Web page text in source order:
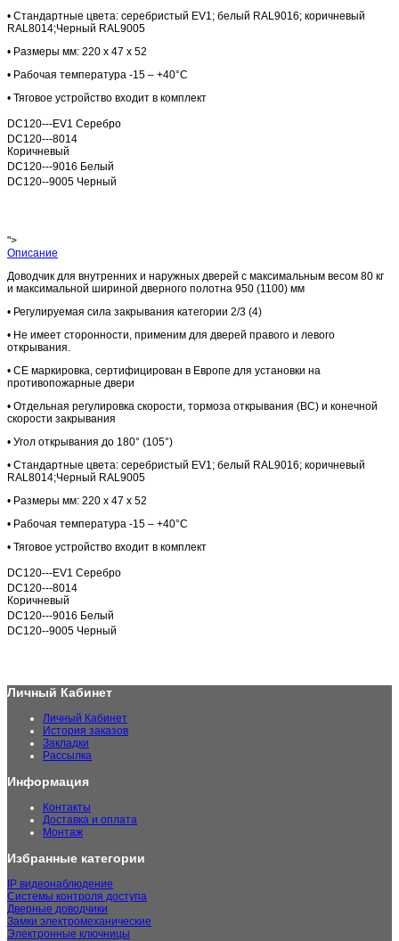
• Стандартные цвета: серебристый EV1; белый RAL9016; коричневый
RAL8014;Черный RAL9005
• Размеры мм: 220 x 47 x 52
• Рабочая температура -15 – +40°С
• Тяговое устройство входит в комплект
DC120---EV1 Серебро
DC120---8014
Коричневый
DC120---9016 Белый
DC120--9005 Черный
">
Описание
Доводчик для внутренних и наружных дверей с максимальным весом 80 кг
и максимальной шириной дверного полотна 950 (1100) мм
• Регулируемая сила закрывания категории 2/3 (4)
• Не имеет сторонности, применим для дверей правого и левого
открывания.
• СЕ маркировка, сертифицирован в Европе для установки на
противопожарные двери
• Отдельная регулировка скорости, тормоза открывания (ВС) и конечной
скорости закрывания
• Угол открывания до 180° (105°)
• Стандартные цвета: серебристый EV1; белый RAL9016; коричневый
RAL8014;Черный RAL9005
• Размеры мм: 220 x 47 x 52
• Рабочая температура -15 – +40°С
• Тяговое устройство входит в комплект
DC120---EV1 Серебро
DC120---8014
Коричневый
DC120---9016 Белый
DC120--9005 Черный
Личный Кабинет
Личный Кабинет
История заказов
Закладки
Рассылка
Информация
Контакты
Доставка и оплата
Монтаж
Избранные категории
IP видеонаблюдение
Системы контроля доступа
Дверные доводчики
Замки электромеханические
Электронные ключницы